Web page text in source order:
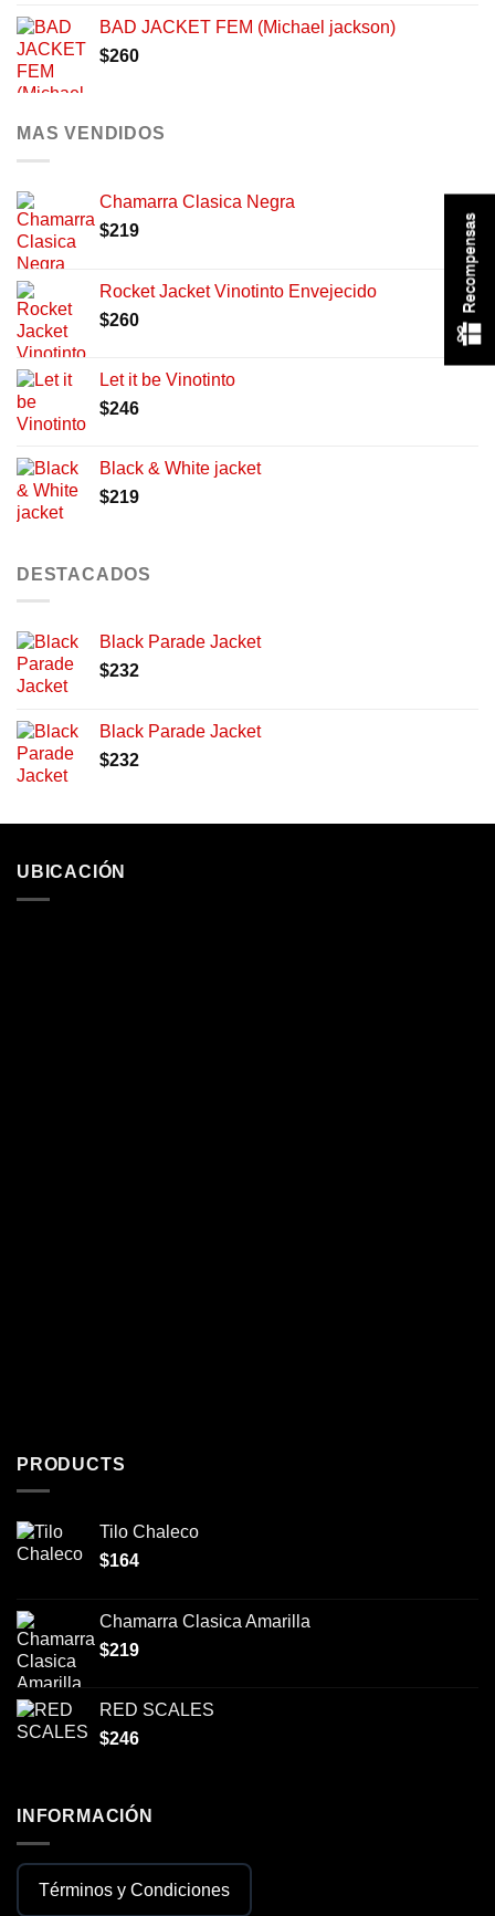
BAD JACKET FEM (Michael jackson)
$260
MAS VENDIDOS
Chamarra Clasica Negra
$219
Rocket Jacket Vinotinto Envejecido
$260
Let it be Vinotinto
$246
Black & White jacket
$219
DESTACADOS
Black Parade Jacket
$232
Black Parade Jacket
$232
UBICACIÓN
PRODUCTS
Tilo Chaleco
$164
Chamarra Clasica Amarilla
$219
RED SCALES
$246
INFORMACIÓN
Términos y Condiciones
Recompensas